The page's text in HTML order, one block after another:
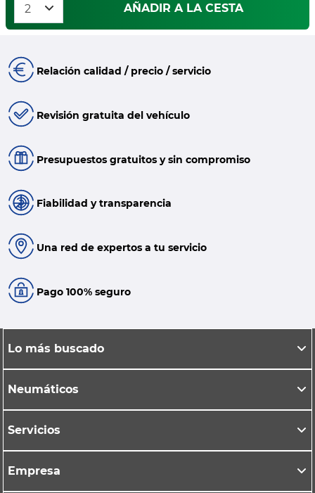
AÑADIR A LA CESTA
Relación calidad / precio / servicio
Revisión gratuita del vehículo
Presupuestos gratuitos y sin compromiso
Fiabilidad y transparencia
Una red de expertos a tu servicio
Pago 100% seguro
Lo más buscado
Neumáticos
Servicios
Empresa